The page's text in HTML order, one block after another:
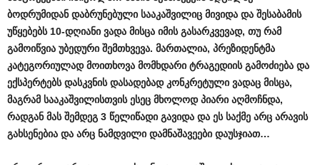
ბოდრუმიდან დაბრუნებული სააკაშვილიც მივიდა და შესაბამის
უწყებებს 10-დღიანი ვადა მისცა იმის გასარკვევად, თუ რამ
გამოიწვია უბედური შემთხვევა. მართალია, პრეზიდენტმა
კატეგორიულად მოითხოვა მომხდარი ტრაგედიის გამოძიება და
ექსპერტებს დასკვნის დასადებად კონკრეტული ვადაც მისცა,
მაგრამ სააკაშვილისთვის ესეც მხოლოდ პიარი აღმოჩნდა,
რადგან მას შემდეგ 3 წელიწადი გავიდა და ეს საქმე არც არავის
გახსენებია და არც ნამდვილი დამნაშავეები დაუსჯიათ…